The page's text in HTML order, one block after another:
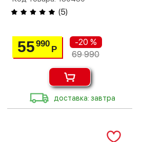
(5)
55990
Р
-20 %
69 990
доставка: завтра